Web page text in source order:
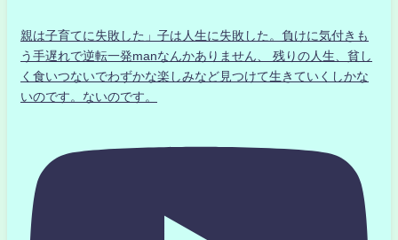
親は子育てに失敗した」子は人生に失敗した。負けに気付きも
う手遅れで逆転一発manなんかありません、 残りの人生、貧し
く食いつないでわずかな楽しみなど見つけて生きていくしかな
いのです。ないのです。